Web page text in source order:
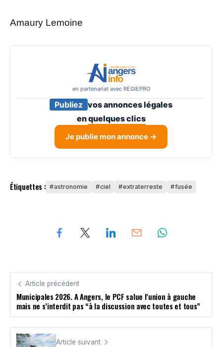
Amaury Lemoine
en partenariat avec REGIEPRO
Publiez vos annonces légales
enquelques clics
Je publie mon annonce →
Étiquettes : astronomie ciel extraterreste fusée
Article précédent
Municipales 2026. A Angers, le PCF salue l’union à gauche
mais ne s’interdit pas “à la discussion avec toutes et tous”
Article suivant